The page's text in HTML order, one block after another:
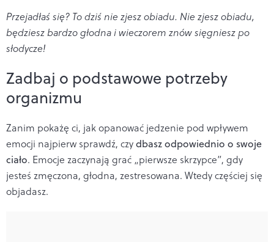
Przejadłaś się? To dziś nie zjesz obiadu. Nie zjesz obiadu,
będziesz bardzo głodna i wieczorem znów sięgniesz po
słodycze!
Zadbaj o podstawowe potrzeby
organizmu
Zanim pokażę ci, jak opanować jedzenie pod wpływem
emocji najpierw sprawdź, czydbasz odpowiednio o swoje
ciało. Emocje zaczynają grać „pierwsze skrzypce”, gdy
jesteś zmęczona, głodna, zestresowana. Wtedy częściej się
objadasz.